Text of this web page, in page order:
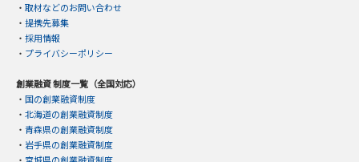
・ 取材などのお問い合わせ
・ 提携先募集
・ 採用情報
・ プライバシーポリシー
創業融資 制度一覧（全国対応）
・ 国の創業融資制度
・ 北海道の創業融資制度
・ 青森県の創業融資制度
・ 岩手県の創業融資制度